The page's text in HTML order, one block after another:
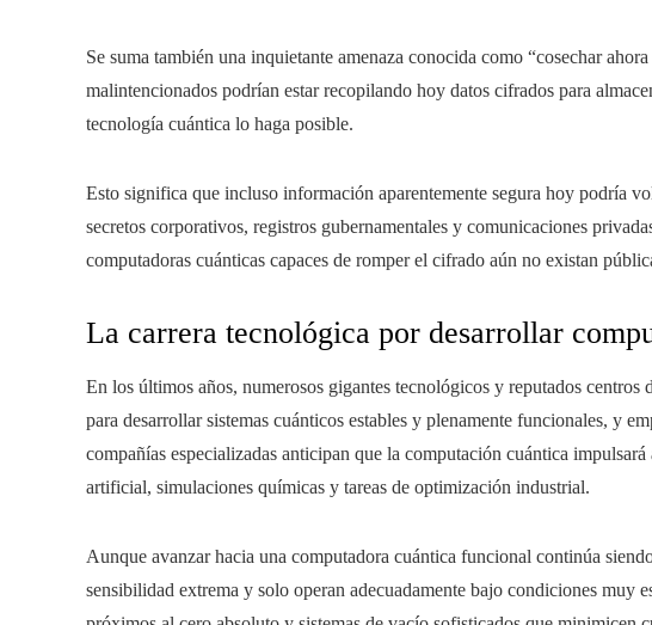
Se suma también una inquietante amenaza conocida como “cosechar
malintencionados podrían estar recopilando hoy datos cifrados para
tecnología cuántica lo haga posible.
Esto significa que incluso información aparentemente segura hoy podría
secretos corporativos, registros gubernamentales y comunicaciones
computadoras cuánticas capaces de romper el cifrado aún no existan
La carrera tecnológica por desarrollar
En los últimos años, numerosos gigantes tecnológicos y reputados
para desarrollar sistemas cuánticos estables y plenamente funcionales, y
compañías especializadas anticipan que la computación cuántica
artificial, simulaciones químicas y tareas de optimización industrial.
Aunque avanzar hacia una computadora cuántica funcional continúa
sensibilidad extrema y solo operan adecuadamente bajo condiciones muy